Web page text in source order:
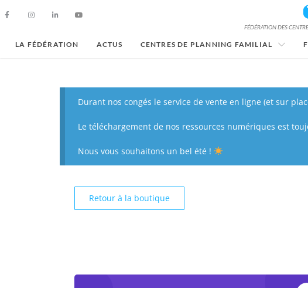
FÉDÉRATION DES
LA FÉDÉRATION ACTUS CENTRES DE PLANNING FAMILIAL
Durant nos congés le service de vente en ligne (et sur
Le téléchargement de nos ressources numériques est
Nous vous souhaitons un bel été !
Retour à la boutique